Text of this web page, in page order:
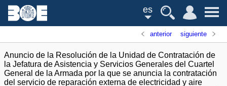
es
anterior siguiente
Anuncio de la Resolución de la Unidad de Contratación de
la Jefatura de Asistencia y Servicios Generales del Cuartel
General de la Armada por la que se anuncia la contratación
del servicio de reparación externa de electricidad y aire